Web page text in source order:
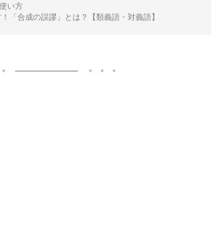
い方
「合成の誤謬」とは？【類義語・対義語】